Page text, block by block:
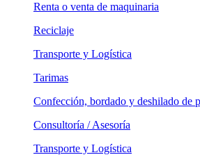
Renta o venta de maquinaria
Reciclaje
Transporte y Logística
Tarimas
Confección, bordado y deshilado de
Consultoría / Asesoría
Transporte y Logística